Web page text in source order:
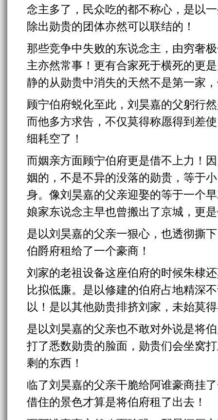
念主多了，民众吃的都不称心，是以
除出勋贵的团体亦然可以联结的！
那些竞争中失败的东说念主，由穷奢
主亦然常事！更有合家死于横死的更
静的从勋贵中消失的天然不是第一家
顾宁伯府蜕化至此，刘昊嘉的父躬行
而他多方求告，不仅莫得称愿得到差
细耗空了！
而姻亲方面顾宁伯府更是借不上力！
姻的，不是不异的没落的勋贵，等于
身。像刘昊嘉的父亲迎娶的等于一个
娘家东说念主早也曾搬出了京城，更
是以刘昊嘉的父亲一狠心，也透彻撕
伯爵府租给了一个豪商！
刘家的老祖设备这座伯府的时候朱棣
比拟低廉。是以修建的伯府占地精深
以！是以其他勋贵排挤刘家，未始莫
是以刘昊嘉的父亲也不敢对外说是将
打了悉数勋贵的脸面，勋贵们会坐窝
剩的东西！
临了刘昊嘉的父亲干脆给阿谁豪商挂
借住的景色才算是将伯府租了出去！